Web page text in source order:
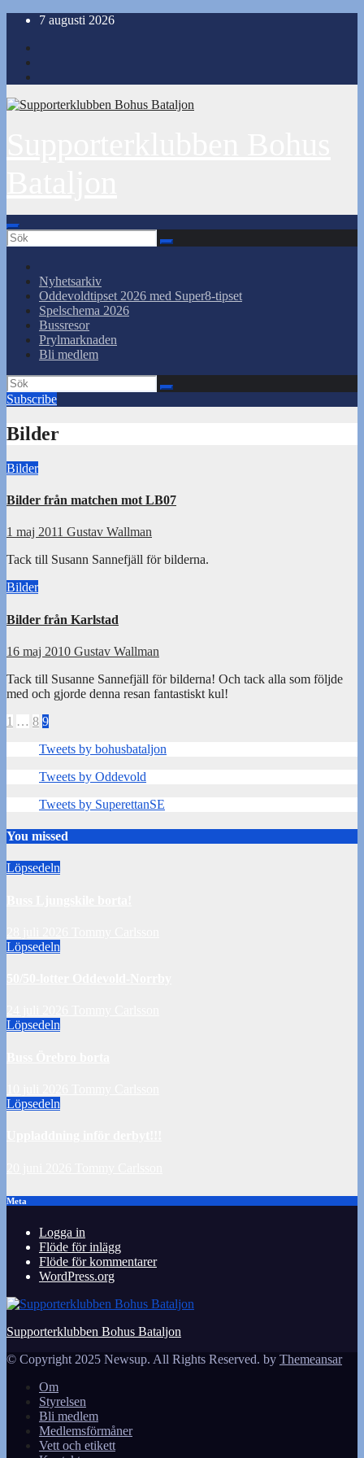
Hoppa
innehåll
7 augusti 2026
Nyhetsarkiv
Oddevoldtipset 2026 med Super8-tipset
Spelschema 2026
Bussresor
Prylmarknaden
Bli medlem
Subscribe
Bilder
Bilder
Bilder från matchen mot LB07
1 maj 2011 Gustav Wallman
Tack till Susann Sannefjäll för bilderna.
Bilder
Bilder från Karlstad
16 maj 2010 Gustav Wallman
Tack till Susanne Sannefjäll för bilderna! Och tack alla som följde
med och gjorde denna resan fantastiskt kul!
Sidnumrering
inlägg
1 … 8 9
Tweets by bohusbataljon
Tweets by Oddevold
Tweets by SuperettanSE
You missed
Löpsedeln
Löpsedeln
Löpsedeln
Löpsedeln
Meta
Logga in
Flöde för inlägg
Flöde för kommentarer
WordPress.org
Supporterklubben Bohus Bataljon
© Copyright 2025 Newsup. All Rights Reserved. by Themeansar
Om
Styrelsen
Bli medlem
Medlemsförmåner
Vett och etikett